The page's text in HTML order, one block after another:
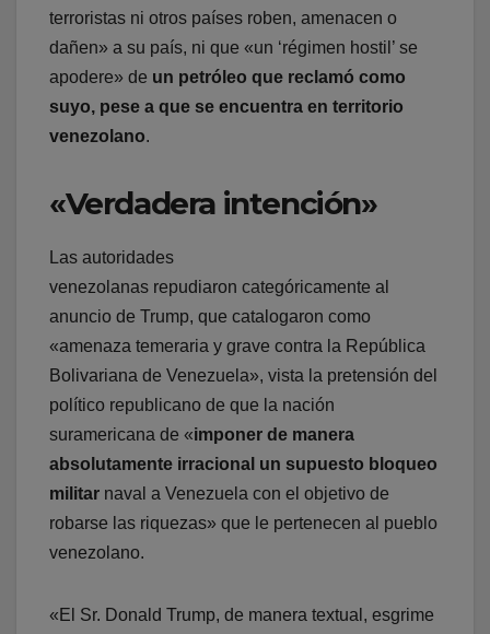
terroristas ni otros países roben, amenacen o
dañen» a su país, ni que «un ‘régimen hostil’ se
apodere» de un petróleo que reclamó como
suyo, pese a que se encuentra en territorio
venezolano.
«Verdadera intención»
Las autoridades
venezolanas repudiaron categóricamente al
anuncio de Trump, que catalogaron como
«amenaza temeraria y grave contra la República
Bolivariana de Venezuela», vista la pretensión del
político republicano de que la nación
suramericana de «imponer de manera
absolutamente irracional un supuesto bloqueo
militar naval a Venezuela con el objetivo de
robarse las riquezas» que le pertenecen al pueblo
venezolano.
«El Sr. Donald Trump, de manera textual, esgrime